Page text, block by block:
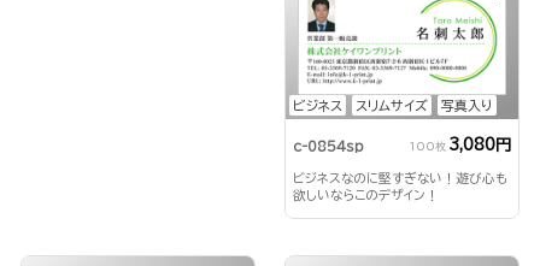
ビジネス スリムサイズ 写真入り
c-0854sp 100枚 3,080円
ビジネスなのに堅すぎない！遊び心も
欲しいならこのデザイン！